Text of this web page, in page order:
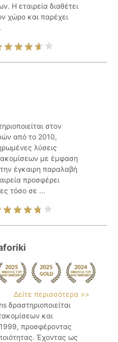
Η εταιρεία διαθέτει
χώρο και παρέχει
στον
από το 2010,
λύσεις
με έμφαση
έγκαιρη παραλαβή
προσφέρει
τόσο σε ...
Δείτε περισσότερα >>
δραστηριοποιείται
και
προσφέροντας
Έχοντας ως